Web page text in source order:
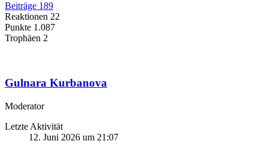
Beiträge 189
Reaktionen 22
Punkte 1.087
Trophäen 2
Gulnara Kurbanova
Moderator
Letzte Aktivität
12. Juni 2026 um 21:07